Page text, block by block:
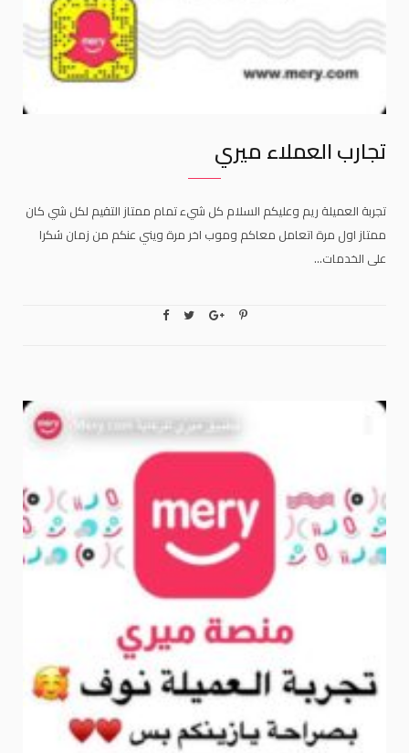
تجارب العملاء ميري
تجربة العميلة ريم وعليكم السلام كل شيء تمام ممتاز التقيم لكل شي كان
ممتاز اول مرة اتعامل معاكم وموب اخر مرة ويني عنكم من زمان شكرا
على الخدمات…